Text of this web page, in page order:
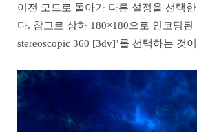
이전 모드로 돌아가 다른 설정을 선택
다. 참고로 상하 180×180으로 인코딩된
stereoscopic 360 [3dv]’를 선택하는 것